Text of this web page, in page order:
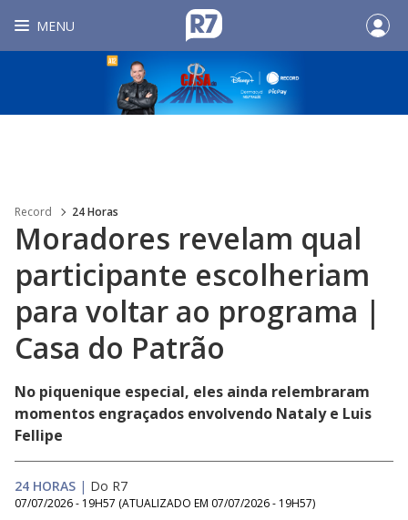
MENU
Record 24 Horas
Moradores revelam qual
participante escolheriam
para voltar ao programa |
Casa do Patrão
No piquenique especial, eles ainda relembraram
momentos engraçados envolvendo Nataly e Luis
Fellipe
24 HORAS | Do R7
07/07/2026 - 19H57 (ATUALIZADO EM 07/07/2026 - 19H57)